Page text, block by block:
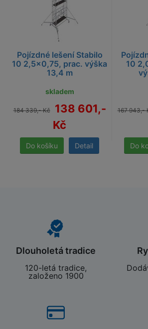
Pojízdné lešení Stabilo
10 2,5x0,75, prac. výška
13,4 m
skladem
184 339,- Kč
138 601,-
Kč
Detail
10
167 943,-
Dlouholetá tradice
120-letá tradice,
založeno 1900